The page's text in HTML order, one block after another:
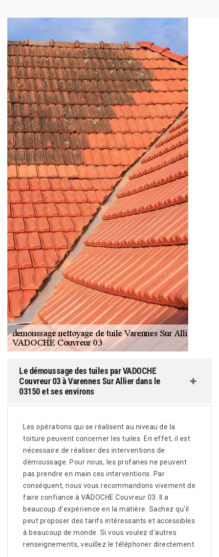
Le démoussage des tuiles par VADOCHE
Couvreur 03 à Varennes Sur Allier dans le
03150 et ses environs
Les opérations qui se réalisent au niveau de la
toiture peuvent concerner les tuiles. En effet, il est
nécessaire de réaliser des interventions de
démoussage. Pour nous, les profanes ne peuvent
pas prendre en main ces interventions. Par
conséquent, nous vous recommandons vivement de
faire confiance à VADOCHE Couvreur 03. Il a
beaucoup d'expérience en la matière. Sachez qu'il
peut proposer des tarifs intéressants et accessibles
à beaucoup de monde. Si vous voulez d'autres
renseignements, veuillez le téléphoner directement.